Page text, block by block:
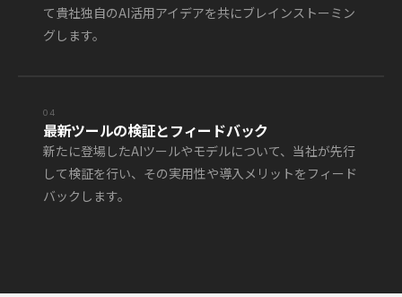
て貴社独自のAI活用アイデアを共にブレインストーミン
グします。
04
最新ツールの検証とフィードバック
新たに登場したAIツールやモデルについて、当社が先行
して検証を行い、その実用性や導入メリットをフィード
バックします。